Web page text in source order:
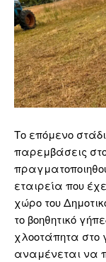
Το επόμενο
παρεμβάσεις
εταιρεία που
χώρο του
το βοηθητικό
χλοοτάπητα στο
αναμένεται να